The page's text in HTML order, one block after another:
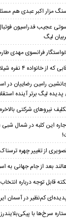
مزار اکبر عبدی هم
عجیب فدراسیون
لیگ
فرانسوی مهدی
که از خانواده ۴ نفره شیلا خداداد پربازدید شد
رامین رضاییان
لیگ برتر آینده
نیروهای شرکتی
از تغییر چهره
بعد از جام جهانی به
قابل توجه درباره
کم‌نظیر در آسمان ایران؛
سرخ‌ها با